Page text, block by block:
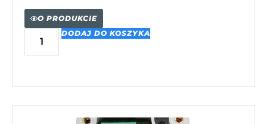
O PRODUKCIE
DODAJ DO KOSZYKA